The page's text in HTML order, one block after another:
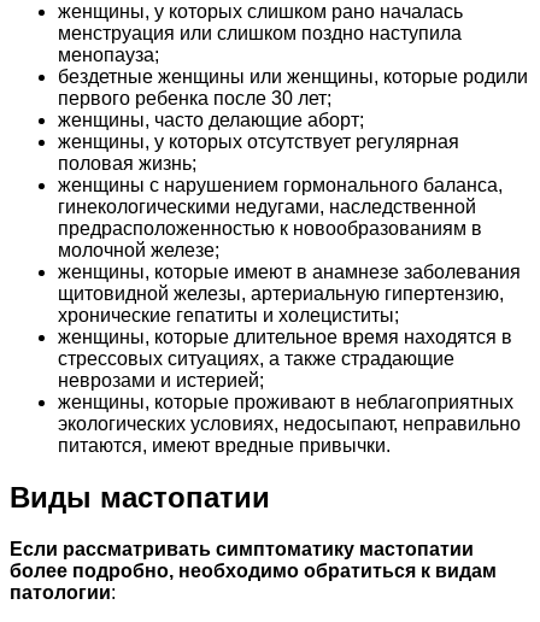
женщины, у которых слишком рано началась
менструация или слишком поздно наступила
менопауза;
бездетные женщины или женщины, которые родили
первого ребенка после 30 лет;
женщины, часто делающие аборт;
женщины, у которых отсутствует регулярная
половая жизнь;
женщины с нарушением гормонального баланса,
гинекологическими недугами, наследственной
предрасположенностью к новообразованиям в
молочной железе;
женщины, которые имеют в анамнезе заболевания
щитовидной железы, артериальную гипертензию,
хронические гепатиты и холециститы;
женщины, которые длительное время находятся в
стрессовых ситуациях, а также страдающие
неврозами и истерией;
женщины, которые проживают в неблагоприятных
экологических условиях, недосыпают, неправильно
питаются, имеют вредные привычки.
Виды мастопатии
Если рассматривать симптоматику мастопатии
более подробно, необходимо обратиться к видам
патологии: